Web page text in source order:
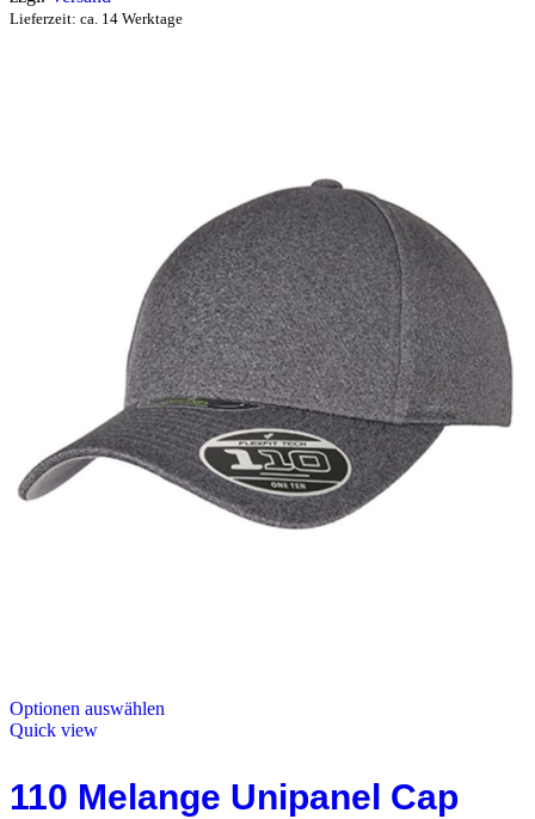
Lieferzeit: ca. 14 Werktage
Optionen auswählen
Quick view
110 Melange Unipanel Cap